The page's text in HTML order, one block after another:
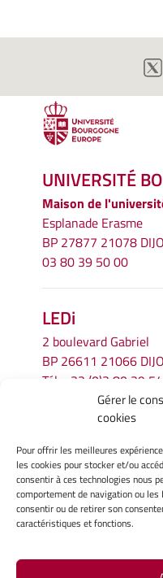
Gérer le
cookies
Pour offrir les meilleures
les cookies pour stocker et/ou
consentir à ces technologies nous
comportement de navigation ou
consentir ou de retirer son
caractéristiques et fonctions.
UNIVERSITÉ
Maison de
Esplanade Erasme
BP 27877 21078
03 80 39 50 00
LEDi
2 boulevard Gabriel
BP 26611 21066
Tél.
+33 (0)3 80 39
Mentions légales
Gérer mes cookies
Politique de cookies
Avertissement